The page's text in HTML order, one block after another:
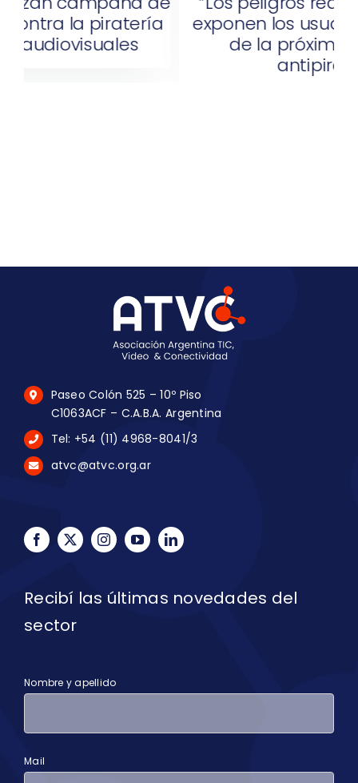
exponen los usuarios será el foco
de la próxima campaña
Paseo Colón 525 – 10º Piso
C1063ACF – C.A.B.A. Argentina
Recibí las últimas novedades del
sector
Nombre y apellido
Mail